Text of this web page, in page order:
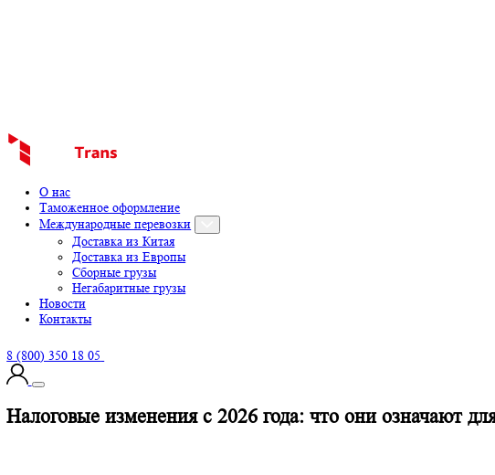
О нас
Таможенное оформление
Международные перевозки
Доставка из Китая
Доставка из Европы
Сборные грузы
Негабаритные грузы
Контакты